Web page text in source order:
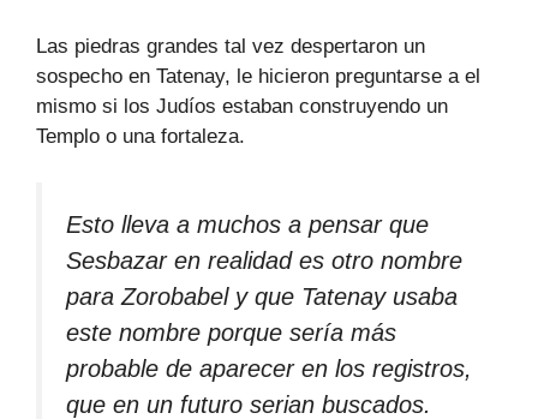
Las piedras grandes tal vez despertaron un
sospecho en Tatenay, le hicieron preguntarse a el
mismo si los Judíos estaban construyendo un
Templo o una fortaleza.
Esto lleva a muchos a pensar que
Sesbazar en realidad es otro nombre
para Zorobabel y que Tatenay usaba
este nombre porque sería más
probable de aparecer en los registros,
que en un futuro serian buscados.